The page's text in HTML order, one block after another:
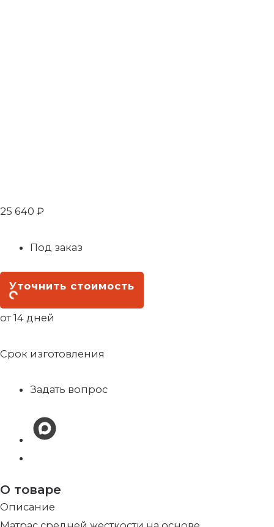
25 640 ₽
Под заказ
Уточнить стоимость
от 14 дней
Срок изготовления
Задать вопрос
О товаре
Описание